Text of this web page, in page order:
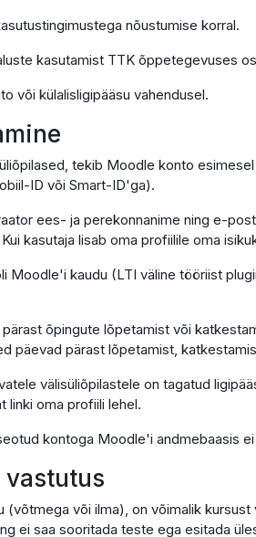
nõustumise korral.
kasutamist TTK õppetegevuses
või külalisligipääsu vahendusel.
tekib Moodle konto
ID või Smart-ID'ga).
ees- ja perekonnanime ning e-
kasutaja lisab oma profiilile oma
Moodle'i kaudu (LTI väline tööriist
õpingute lõpetamist või
päevad pärast lõpetamist,
välisüliõpilastele on tagatud
linki oma profiili lehel.
kontoga Moodle'i andmebaasis
vastutus
või ilma), on võimalik
ei saa sooritada teste ega esitada